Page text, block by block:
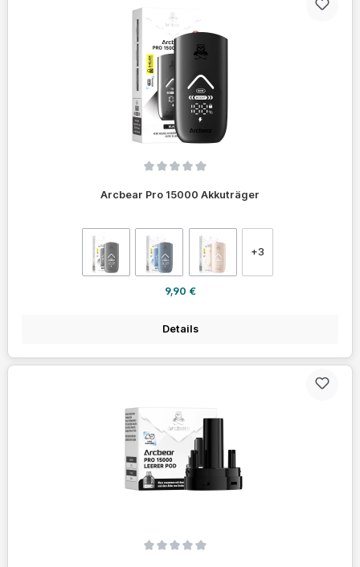
Arcbear Pro 15000 Akkuträger
auswählen
(Diese Option ist zurzeit nicht verfügbar.)
(Diese Option ist zurzeit nicht verfügbar.)
(Diese Option ist zurzeit nicht
+3
Regulärer Preis:
9,90 €
Details